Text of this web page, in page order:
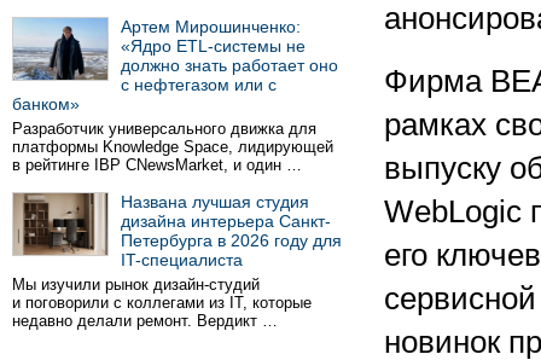
Артем Мирошинченко:
«Ядро ETL-системы не
должно знать работает оно
с нефтегазом или с
банком»
Разработчик универсального движка для
платформы Knowledge Space, лидирующей
в рейтинге IBP CNewsMarket, и один …
Названа лучшая студия
дизайна интерьера Санкт-
Петербурга в 2026 году для
IT-специалиста
Мы изучили рынок дизайн-студий
и поговорили с коллегами из IT, которые
недавно делали ремонт. Вердикт …
Фирма
рамках
выпуску
WebLogic
его
новинок